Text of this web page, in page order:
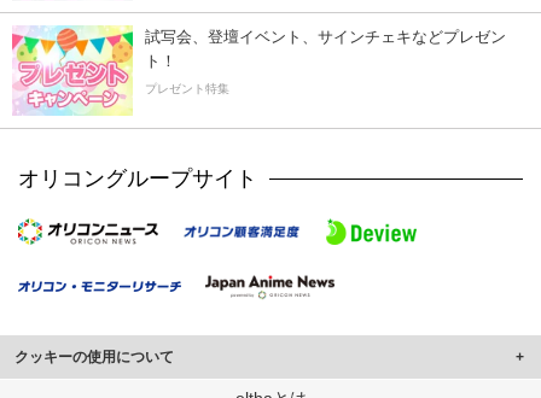
試写会、登壇イベント、サインチェキなどプレゼン
ト！
プレゼント特集
オリコングループサイト
クッキーの使用について